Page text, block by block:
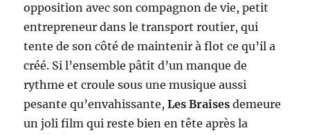
opposition avec son compagnon de vie, petit
entrepreneur dans le transport routier, qui
tente de son côté de maintenir à flot ce qu’il a
créé. Si l’ensemble pâtit d’un manque de
rythme et croule sous une musique aussi
pesante qu’envahissante,Les Braises demeure
un joli film qui reste bien en tête après la